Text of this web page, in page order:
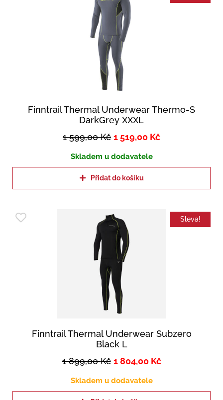
Finntrail Thermal Underwear Thermo-S
DarkGrey XXXL
1 599,00Kč 1 519,00 Kč
Skladem u dodavatele
Přidat do košíku
Sleva!
Finntrail Thermal Underwear Subzero
Black L
1 899,00Kč 1 804,00 Kč
Skladem u dodavatele